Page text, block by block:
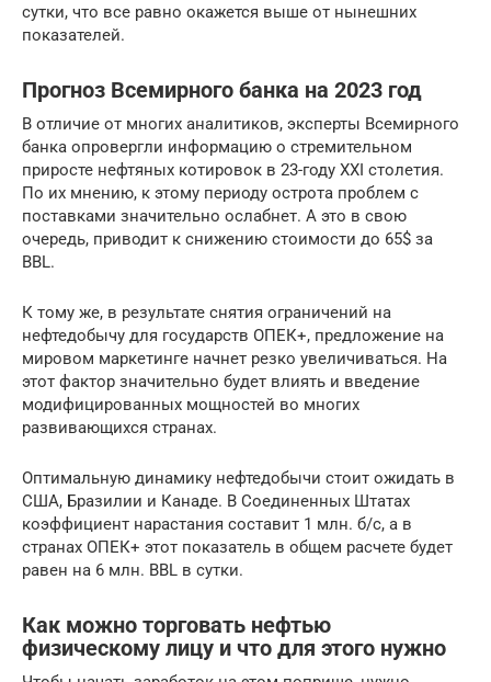
сутки, что все равно окажется выше от нынешних
показателей.
Прогноз Всемирного банка на 2023 год
В отличие от многих аналитиков, эксперты Всемирного
банка опровергли информацию о стремительном
приросте нефтяных котировок в 23-году XXI столетия.
По их мнению, к этому периоду острота проблем с
поставками значительно ослабнет. А это в свою
очередь, приводит к снижению стоимости до 65$ за
BBL.
К тому же, в результате снятия ограничений на
нефтедобычу для государств ОПЕК+, предложение на
мировом маркетинге начнет резко увеличиваться. На
этот фактор значительно будет влиять и введение
модифицированных мощностей во многих
развивающихся странах.
Оптимальную динамику нефтедобычи стоит ожидать в
США, Бразилии и Канаде. В Соединенных Штатах
коэффициент нарастания составит 1 млн. б/с, а в
странах ОПЕК+ этот показатель в общем расчете будет
равен на 6 млн. BBL в сутки.
Как можно торговать нефтью
физическому лицу и что для этого нужно